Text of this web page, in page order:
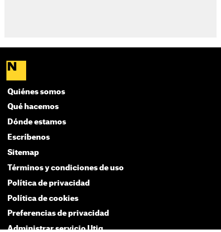
Quiénes somos
Qué hacemos
Dónde estamos
Escríbenos
Sitemap
Términos y condiciones de uso
Política de privacidad
Política de cookies
Preferencias de privacidad
Administrar servicio Utiq